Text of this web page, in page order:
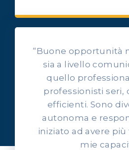
OPINIONI DEI
Ascolta
nostri
“Buone opportunità
sia a livello
quello
professionisti seri,
efficienti. Sono
autonoma e
iniziato ad avere
mie